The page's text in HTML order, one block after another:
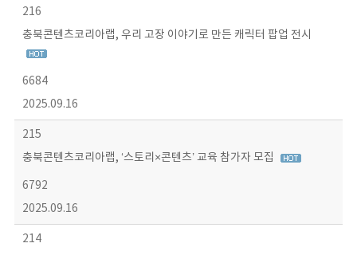
216
충북콘텐츠코리아랩, 우리 고장 이야기로 만든 캐릭터 팝업 전시
6684
2025.09.16
215
충북콘텐츠코리아랩, ‘스토리×콘텐츠’ 교육 참가자 모집
6792
2025.09.16
214